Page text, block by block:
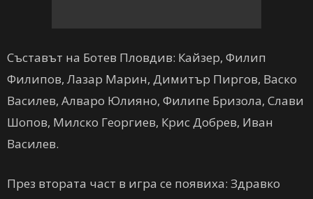
Съставът на Ботев Пловдив: Кайзер, Филип
Филипов, Лазар Марин, Димитър Пиргов, Васко
Василев, Алваро Юлияно, Филипе Бризола, Слави
Шопов, Милско Георгиев, Крис Добрев, Иван
Василев.
През втората част в игра се появиха: Здравко